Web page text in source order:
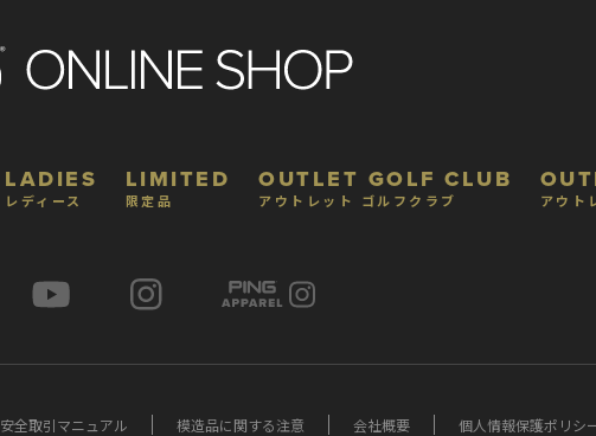
LADIES
レディース
LIMITED
限定品
OUTLET GOLF CLUB
アウトレット ゴルフクラブ アウト
安全取引マニュアル 模造品に関する注意 会社概要 個人情報保護ポリシ